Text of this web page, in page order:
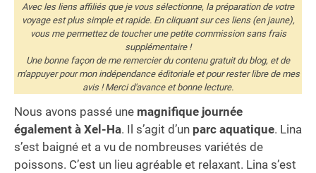
Avec les liens affiliés que je vous sélectionne, la préparation de votre
voyage est plus simple et rapide. En cliquant sur ces liens (en jaune),
vous me permettez de toucher une petite commission sans frais
supplémentaire !
Une bonne façon de me remercier du contenu gratuit du blog, et de
m'appuyer pour mon indépendance éditoriale et pour rester libre de mes
avis ! Merci d'avance et bonne lecture.
Nous avons passé une magnifique journée
également à Xel-Ha. Il s’agit d’un parc aquatique. Lina
s’est baigné et a vu de nombreuses variétés de
poissons. C’est un lieu agréable et relaxant. Lina s’est